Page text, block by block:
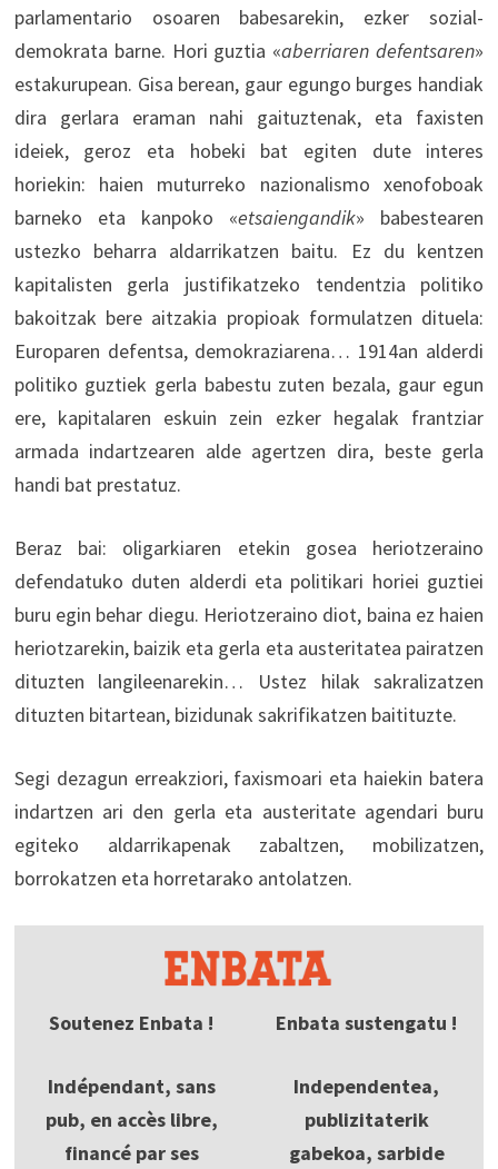
parlamentario osoaren babesarekin, ezker sozial-
demokrata barne. Hori guztia «aberriaren defentsaren»
estakurupean. Gisa berean, gaur egungo burges handiak
dira gerlara eraman nahi gaituztenak, eta faxisten
ideiek, geroz eta hobeki bat egiten dute interes
horiekin: haien muturreko nazionalismo xenofoboak
barneko eta kanpoko «etsaiengandik» babestearen
ustezko beharra aldarrikatzen baitu. Ez du kentzen
kapitalisten gerla justifikatzeko tendentzia politiko
bakoitzak bere aitzakia propioak formulatzen dituela:
Europaren defentsa, demokraziarena… 1914an alderdi
politiko guztiek gerla babestu zuten bezala, gaur egun
ere, kapitalaren eskuin zein ezker hegalak frantziar
armada indartzearen alde agertzen dira, beste gerla
handi bat prestatuz.
Beraz bai: oligarkiaren etekin gosea heriotzeraino
defendatuko duten alderdi eta politikari horiei guztiei
buru egin behar diegu. Heriotzeraino diot, baina ez haien
heriotzarekin, baizik eta gerla eta austeritatea pairatzen
dituzten langileenarekin… Ustez hilak sakralizatzen
dituzten bitartean, bizidunak sakrifikatzen baitituzte.
Segi dezagun erreakziori, faxismoari eta haiekin batera
indartzen ari den gerla eta austeritate agendari buru
egiteko aldarrikapenak zabaltzen, mobilizatzen,
borrokatzen eta horretarako antolatzen.
Soutenez Enbata !
Indépendant, sans
pub, en accès libre,
financé par ses
Enbata sustengatu !
Independentea,
publizitaterik
gabekoa, sarbide